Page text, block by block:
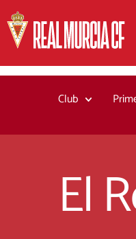
al
contenido
Club
El